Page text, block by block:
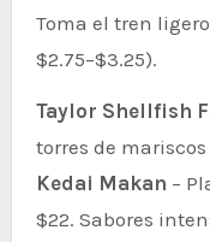
Toma el tren
$2.75–$3.25).
Taylor Shellfish
torres de mariscos
Kedai Makan –
$22. Sabores